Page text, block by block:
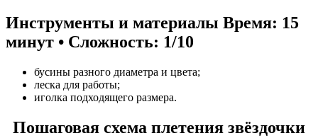
Инструменты и материалы Время: 15
минут • Сложность: 1/10
бусины разного диаметра и цвета;
леска для работы;
иголка подходящего размера.
Пошаговая схема плетения звёздочки